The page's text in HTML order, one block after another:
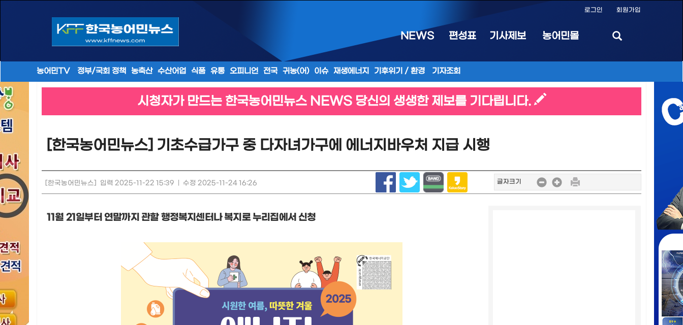
로그인 회원가입
NEWS 편성표 기사제보 농어민몰
농어민TV 정부/국회 정책 농축산 수산어업 식품 유통 오피니언 전국 귀농(어) 이슈 재생에너지 기후위기 / 환경 기자조회
시청자가 만드는 한국농어민뉴스 NEWS 당신의 생생한 제보를 기다립니다.
[한국농어민뉴스] 기초수급가구 중 다자녀가구에 에너지바우처 지급 시행
[한국농어민뉴스] 입력 2025-11-22 15:39 수정 2025-11-24 16:26 글자크기
11 월 21 일부터 연말까지 관할 행정복지센터나 복지로 누리집에서 신청